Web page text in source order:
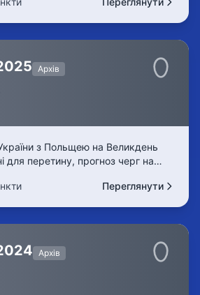
Архів
з Польщею на Великдень
для перетину, прогноз черг на
Переглянути
Архів